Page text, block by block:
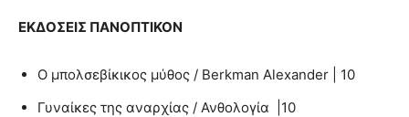
ΕΚΔΟΣΕΙΣ ΠΑΝΟΠΤΙΚΟΝ
Ο μπολσεβίκικος μύθος / Berkman Alexander | 10
Γυναίκες της αναρχίας / Ανθολογία |10